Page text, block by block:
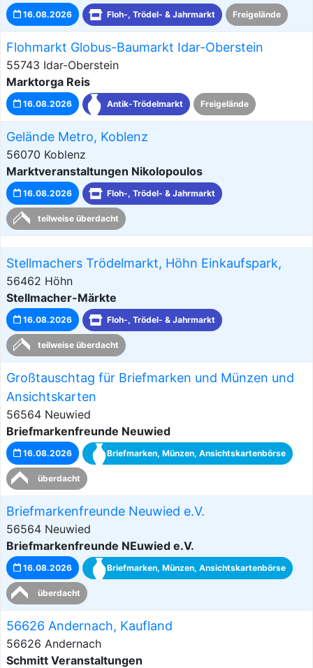
16.08.2026 Floh-, Trödel- & Jahrmarkt Freigelände
Flohmarkt Globus-Baumarkt Idar-Oberstein
55743 Idar-Oberstein
Marktorga Reis
16.08.2026 Antik-Trödelmarkt Freigelände
Gelände Metro, Koblenz
56070 Koblenz
Marktveranstaltungen Nikolopoulos
16.08.2026 Floh-, Trödel- & Jahrmarkt
teilweise überdacht
Stellmachers Trödelmarkt, Höhn Einkaufspark,
56462 Höhn
Stellmacher-Märkte
16.08.2026 Floh-, Trödel- & Jahrmarkt
teilweise überdacht
Großtauschtag für Briefmarken und Münzen und
Ansichtskarten
56564 Neuwied
Briefmarkenfreunde Neuwied
16.08.2026 Briefmarken, Münzen, Ansichtskartenbörse
überdacht
Briefmarkenfreunde Neuwied e.V.
56564 Neuwied
Briefmarkenfreunde NEuwied e.V.
16.08.2026 Briefmarken, Münzen, Ansichtskartenbörse
überdacht
56626 Andernach, Kaufland
56626 Andernach
Schmitt Veranstaltungen